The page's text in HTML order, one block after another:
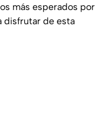
más esperados por
disfrutar de esta